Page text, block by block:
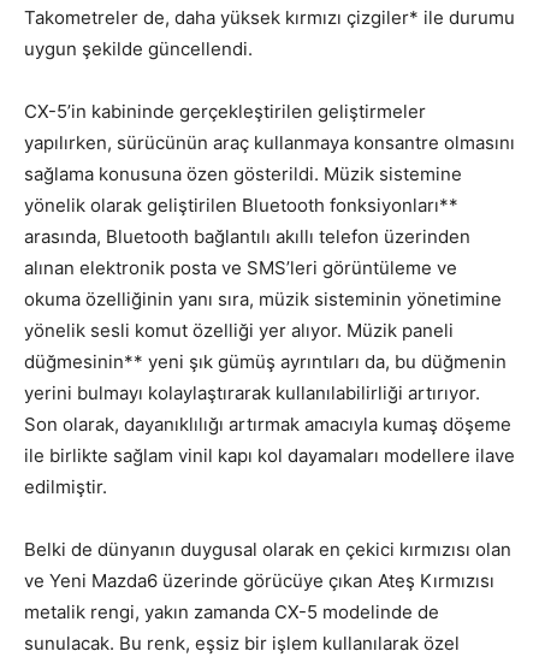
Takometreler de, daha yüksek kırmızı çizgiler* ile durumu
uygun şekilde güncellendi.
CX-5’in kabininde gerçekleştirilen geliştirmeler
yapılırken, sürücünün araç kullanmaya konsantre olmasını
sağlama konusuna özen gösterildi. Müzik sistemine
yönelik olarak geliştirilen Bluetooth fonksiyonları**
arasında, Bluetooth bağlantılı akıllı telefon üzerinden
alınan elektronik posta ve SMS’leri görüntüleme ve
okuma özelliğinin yanı sıra, müzik sisteminin yönetimine
yönelik sesli komut özelliği yer alıyor. Müzik paneli
düğmesinin** yeni şık gümüş ayrıntıları da, bu düğmenin
yerini bulmayı kolaylaştırarak kullanılabilirliği artırıyor.
Son olarak, dayanıklılığı artırmak amacıyla kumaş döşeme
ile birlikte sağlam vinil kapı kol dayamaları modellere ilave
edilmiştir.
Belki de dünyanın duygusal olarak en çekici kırmızısı olan
ve Yeni Mazda6 üzerinde görücüye çıkan Ateş Kırmızısı
metalik rengi, yakın zamanda CX-5 modelinde de
sunulacak. Bu renk, eşsiz bir işlem kullanılarak özel